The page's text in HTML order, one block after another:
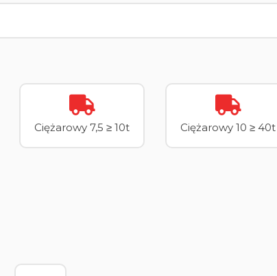
Ciężarowy 7,5 ≥ 10t Ciężarowy 10 ≥ 40t